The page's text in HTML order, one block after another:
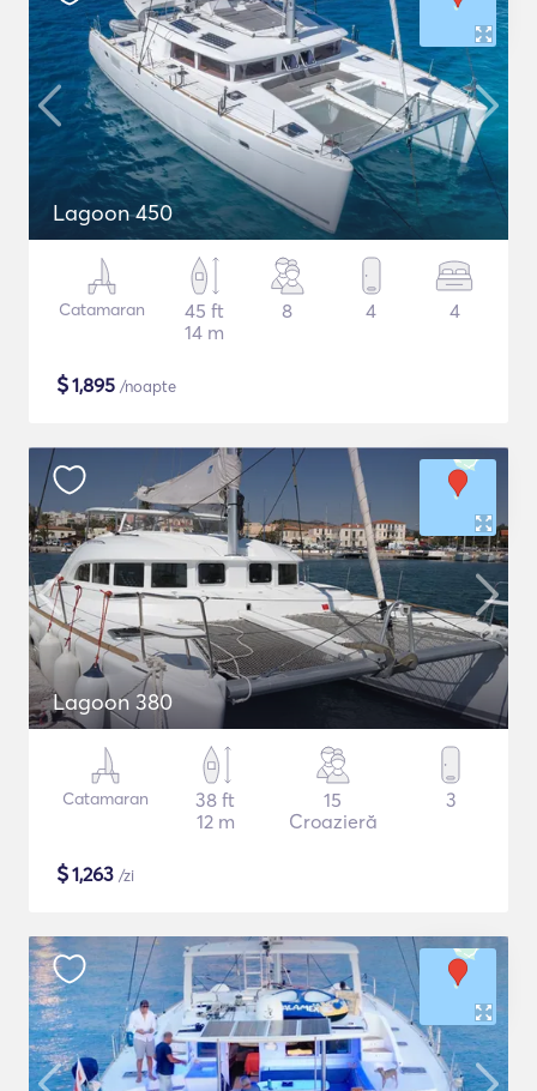
Lagoon 450
Catamaran
45 ft
14 m
8 4 4
$1,895 /noapte
Lagoon 380
Catamaran
38 ft
12 m
15
Croazieră
3
$1,263 /zi